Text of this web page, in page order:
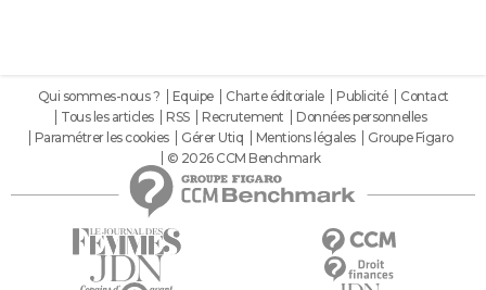
Qui sommes-nous ? Equipe Charte éditoriale Publicité
Contact
Tous les articles
RSS Recrutement
Données personnelles
Paramétrer les cookies
Gérer Utiq Mentions légales
Groupe Figaro
© 2026 CCM Benchmark